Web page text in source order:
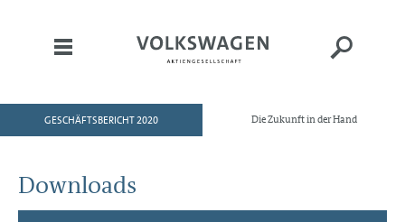
HOME
KONZERNBEREICHE
Die Zukunft in der Hand
GESCHÄFTSBERICHT 2020
Downloads